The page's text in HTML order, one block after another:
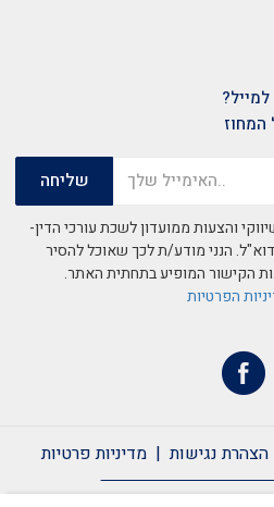
המחוז
והצעות ממועדון לשכת עורכי הדין-
הנני מודע/ת לכך שאוכל להסיר
הקישור המופיע בתחתית האתר.
הפרטיות
הצהרת נגישות מדיניות פרטיות
הצהרת נגישות מדיניות פרטיות